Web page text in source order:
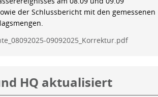
der Schlussbericht mit den gemessenen
09092025_Korrektur.pdf
HQ aktualisiert